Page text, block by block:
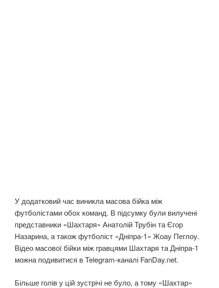
У додатковий час виникла масова бійка між
футболістами обох команд. В підсумку були вилучені
представники «Шахтаря» Анатолій Трубін та Єгор
Назарина, а також футболіст «Дніпра-1» Жоау Пеглоу.
Відео масової бійки між гравцями Шахтаря та Дніпра-1
можна подивитися в Telegram-каналі FanDay.net.
Більше голів у цій зустрічі не було, а тому «Шахтар»